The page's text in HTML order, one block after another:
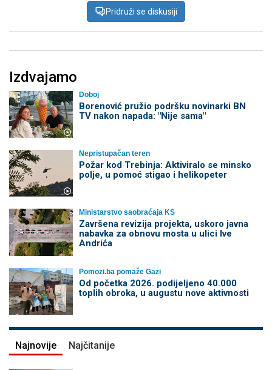
Pridruži se diskusiji
Izdvajamo
Doboj
Borenović pružio podršku novinarki BN
TV nakon napada: "Nije sama"
Nepristupačan teren
Požar kod Trebinja: Aktiviralo se minsko
polje, u pomoć stigao i helikopeter
Ministarstvo saobraćaja KS
Završena revizija projekta, uskoro javna
nabavka za obnovu mosta u ulici Ive
Andrića
Pomozi.ba pomaže Gazi
Od početka 2026. podijeljeno 40.000
toplih obroka, u augustu nove aktivnosti
Najnovije Najčitanije